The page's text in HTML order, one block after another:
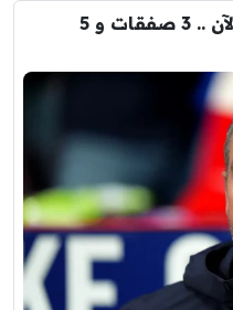
سوق انتقالات برشلونة حتى الآن .. 3 صفقات و 5